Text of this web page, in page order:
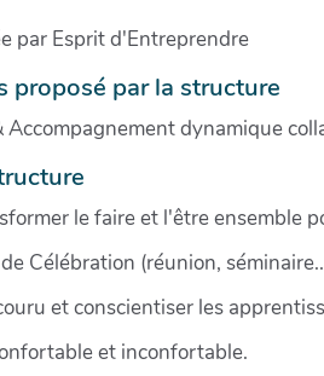
par Esprit d'Entreprendre
par la structure
Accompagnement dynamique
le faire et l'être ensemble
Célébration (réunion,
et conscientiser les
et inconfortable.